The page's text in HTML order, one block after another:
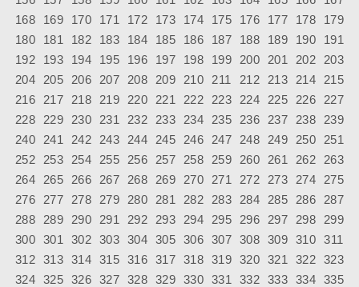
168
169 170 171 172 173 174 175 176 177 178
179
180
181 182 183 184 185 186 187 188 189 190
191
192
193 194 195 196 197 198 199 200 201 202
203
204
205 206 207 208 209 210 211 212 213 214
215
216
217 218 219 220 221 222 223 224 225 226
227
228
229 230 231 232 233 234 235 236 237 238
239
240
241 242 243 244 245 246 247 248 249 250
251
252
253 254 255 256 257 258 259 260 261 262
263
264
265 266 267 268 269 270 271 272 273 274
275
276
277 278 279 280 281 282 283 284 285 286
287
288
289 290 291 292 293 294 295 296 297 298
299
300 301 302 303 304 305 306 307 308 309 310
311
312 313 314 315 316 317 318 319 320 321 322 323
324 325 326 327 328 329 330 331 332 333 334 335